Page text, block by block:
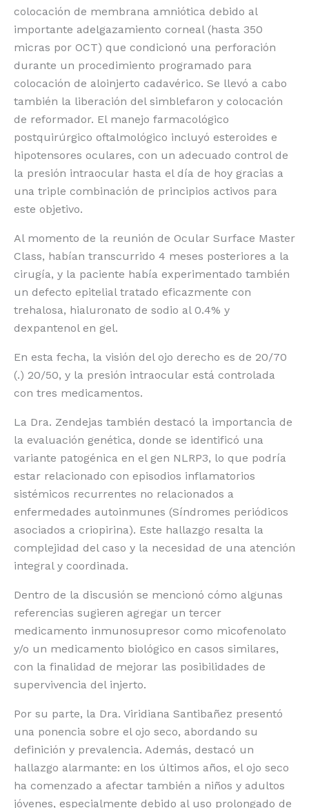
colocación de membrana amniótica debido al
importante adelgazamiento corneal (hasta 350
micras por OCT) que condicionó una perforación
durante un procedimiento programado para
colocación de aloinjerto cadavérico. Se llevó a cabo
también la liberación del simblefaron y colocación
de reformador. El manejo farmacológico
postquirúrgico oftalmológico incluyó esteroides e
hipotensores oculares, con un adecuado control de
la presión intraocular hasta el día de hoy gracias a
una triple combinación de principios activos para
este objetivo.
Al momento de la reunión de Ocular Surface Master
Class, habían transcurrido 4 meses posteriores a la
cirugía, y la paciente había experimentado también
un defecto epitelial tratado eficazmente con
trehalosa, hialuronato de sodio al 0.4% y
dexpantenol en gel.
En esta fecha, la visión del ojo derecho es de 20/70
(.) 20/50, y la presión intraocular está controlada
con tres medicamentos.
La Dra. Zendejas también destacó la importancia de
la evaluación genética, donde se identificó una
variante patogénica en el gen NLRP3, lo que podría
estar relacionado con episodios inflamatorios
sistémicos recurrentes no relacionados a
enfermedades autoinmunes (Síndromes periódicos
asociados a criopirina). Este hallazgo resalta la
complejidad del caso y la necesidad de una atención
integral y coordinada.
Dentro de la discusión se mencionó cómo algunas
referencias sugieren agregar un tercer
medicamento inmunosupresor como micofenolato
y/o un medicamento biológico en casos similares,
con la finalidad de mejorar las posibilidades de
supervivencia del injerto.
Por su parte, la Dra. Viridiana Santibañez presentó
una ponencia sobre el ojo seco, abordando su
definición y prevalencia. Además, destacó un
hallazgo alarmante: en los últimos años, el ojo seco
ha comenzado a afectar también a niños y adultos
jóvenes, especialmente debido al uso prolongado de